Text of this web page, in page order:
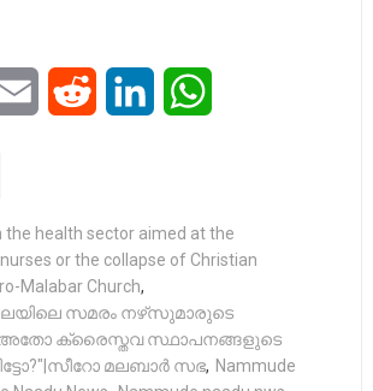
Email Reddit LinkedIn
the health sector aimed at the
or the collapse of Christian
Malabar Church,
സമരം നഴ്‌സുമാരുടെ
അതോ ക്രൈസ്തവ സ്ഥാപനങ്ങളുടെ
മലബാർ സഭ, Nammude